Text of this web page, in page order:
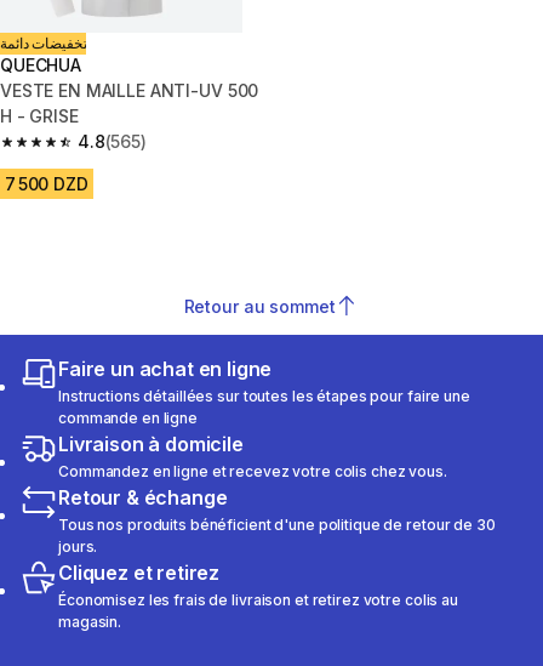
تخفيضات دائمة
QUECHUA
VESTE EN MAILLE ANTI-UV 500
H - GRISE
4.8
4.8 out of 5 stars from 565 reviews
(565)
7 500 DZD
Retour au sommet
Faire un achat en ligne
Instructions détaillées sur toutes les étapes pour faire une
commande en ligne
Livraison à domicile
Commandez en ligne et recevez votre colis chez vous.
Retour & échange
Tous nos produits bénéficient d'une politique de retour de 30
jours.
Cliquez et retirez
Économisez les frais de livraison et retirez votre colis au
magasin.